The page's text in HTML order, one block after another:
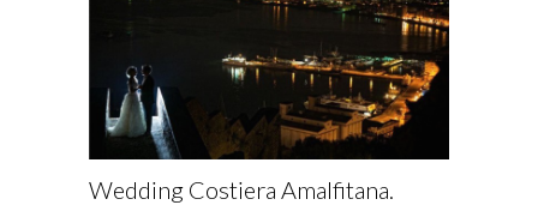
Wedding Costiera Amalfitana.